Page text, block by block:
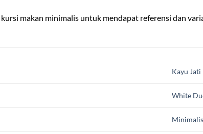
kursi makan minimalis untuk mendapat referensi dan
Kayu Jati
White
Minimalis